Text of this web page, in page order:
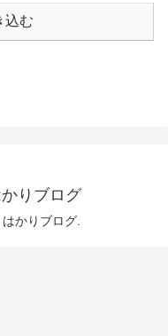
込む
りブログ
かりブログ.